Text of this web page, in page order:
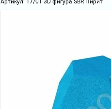
Артикул: 17/01 3D фигура SBR Пирит